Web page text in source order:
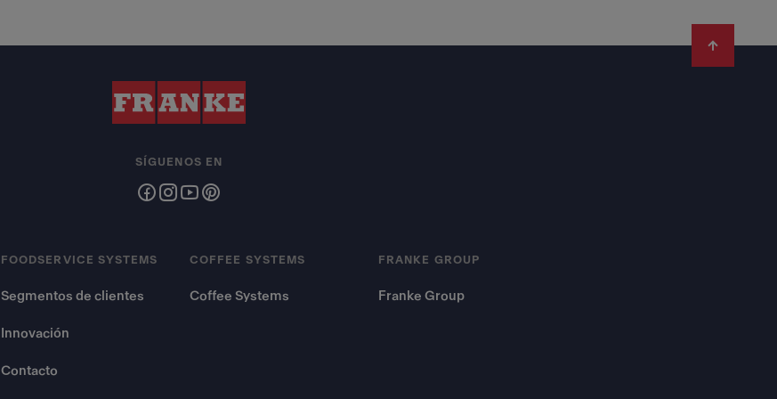
FOODSERVICE SYSTEMS
Segmentos de clientes
Innovación
Contacto
COFFEE SYSTEMS
Coffee Systems
FRANKE GROUP
Franke Group
SÍGUENOS EN